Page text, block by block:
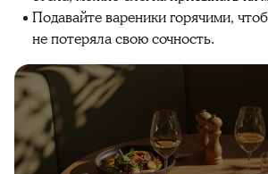
Подавайте вареники горячими,
не потеряла свою сочность.